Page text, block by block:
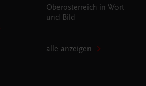
Oberösterreich in Wort
und Bild
alle anzeigen